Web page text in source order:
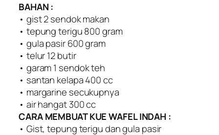
BAHAN :
• gist 2 sendok makan
• tepung terigu 800 gram
• gula pasir 600 gram
• telur 12 butir
• garam 1 sendok teh
• santan kelapa 400 cc
• margarine secukupnya
• air hangat 300 cc
CARA MEMBUAT KUE WAFEL INDAH :
• Gist, tepung terigu dan gula pasir